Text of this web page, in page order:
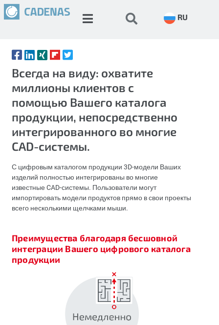
RU
Всегда на виду: охватите
миллионы клиентов с
помощью Вашего каталога
продукции, непосредственно
интегрированного во многие
CAD-системы.
С цифровым каталогом продукции 3D-модели Ваших
изделий полностью интегрированы во многие
известные CAD-системы. Пользователи могут
импортировать модели продуктов прямо в свои проекты
всего несколькими щелчками мыши.
Преимущества благодаря бесшовной
интеграции Вашего цифрового каталога
продукции